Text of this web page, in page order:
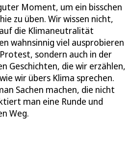
Moment, um ein bisschen
zu üben. Wir wissen nicht,
die Klimaneutralität
wahnsinnig viel ausprobieren
sondern auch in der
Geschichten, die wir erzählen,
wir übers Klima sprechen.
Sachen machen, die nicht
man eine Runde und
Weg.